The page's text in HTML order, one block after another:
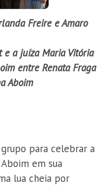
Freire e Amaro
a juíza Maria Vitória
entre Renata Fraga
Aboim
para celebrar a
em sua
lua cheia por